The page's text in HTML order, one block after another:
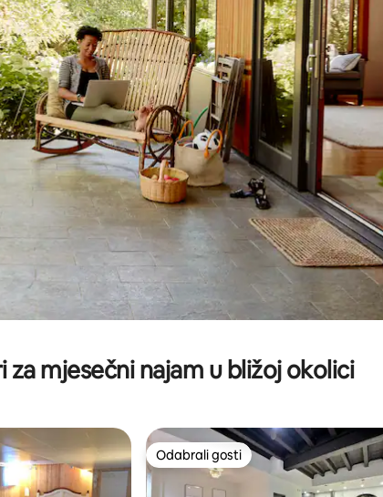
strelicama prema gore i prema dolje, kao i dodirom ili
za mjesečni najam u bližoj okolici
Odabrali gosti
Odabrali gosti